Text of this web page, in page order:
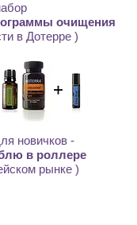
очищения
в Дотерре )
новичков -
в роллере
рынке )